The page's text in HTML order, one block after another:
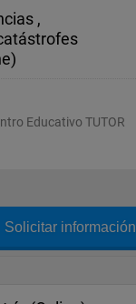
,
Educativo TUTOR
Solicitar información